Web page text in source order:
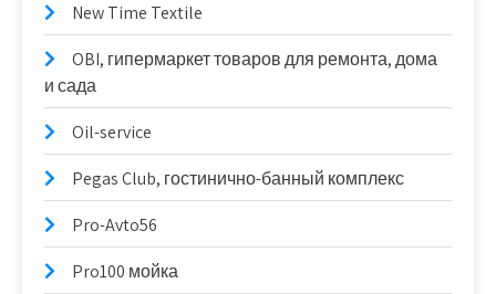
New Time Textile
OBI, гипермаркет товаров для ремонта, дома
и сада
Oil-service
Pegas Club, гостинично-банный комплекс
Pro-Avto56
Pro100 мойка